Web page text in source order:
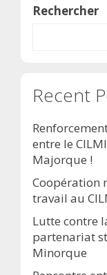
Rechercher
Recent
entre le
Majorque !
Coopération
travail au
Lutte contre
partenariat
Minorque